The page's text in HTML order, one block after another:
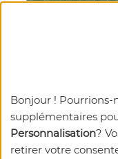
A seulement 2
cadre paisible et
normand,
Ses 5 chambres
tribu.
Bonjour ! Pourrions-
supplémentaires
Personnalisation?
retirer votre